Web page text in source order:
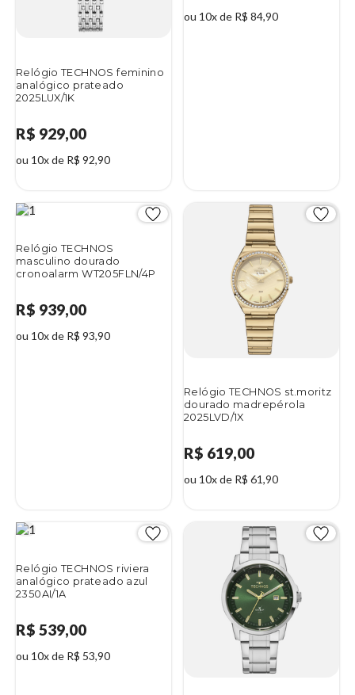
Relógio TECHNOS feminino
analógico prateado
2025LUX/1K
R$ 929,00
ou 10x de R$ 92,90
ou 10x de R$ 84,90
Relógio TECHNOS
masculino dourado
cronoalarm WT205FLN/4P
R$ 939,00
ou 10x de R$ 93,90
Relógio TECHNOS st.moritz
dourado madrepérola
2025LVD/1X
R$ 619,00
ou 10x de R$ 61,90
Relógio TECHNOS riviera
analógico prateado azul
2350AI/1A
R$ 539,00
ou 10x de R$ 53,90